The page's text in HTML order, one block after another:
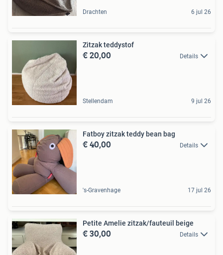
Drachten 6 jul 26
Zitzak teddystof
€ 20,00 Details
Stellendam 9 jul 26
Fatboy zitzak teddy bean bag
€ 40,00 Details
's-Gravenhage 17 jul 26
Petite Amelie zitzak/fauteuil beige
€ 30,00 Details